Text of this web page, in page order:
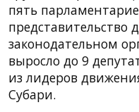
пять
законодательном
выросло до 9
из лидеров
Субари.